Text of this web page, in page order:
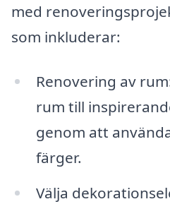
med
som inkluderar:
Renovering av
rum till
genom att
färger.
Välja